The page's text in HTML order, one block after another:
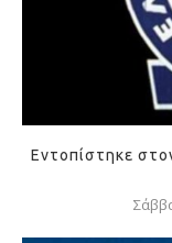
Εντοπίστηκε